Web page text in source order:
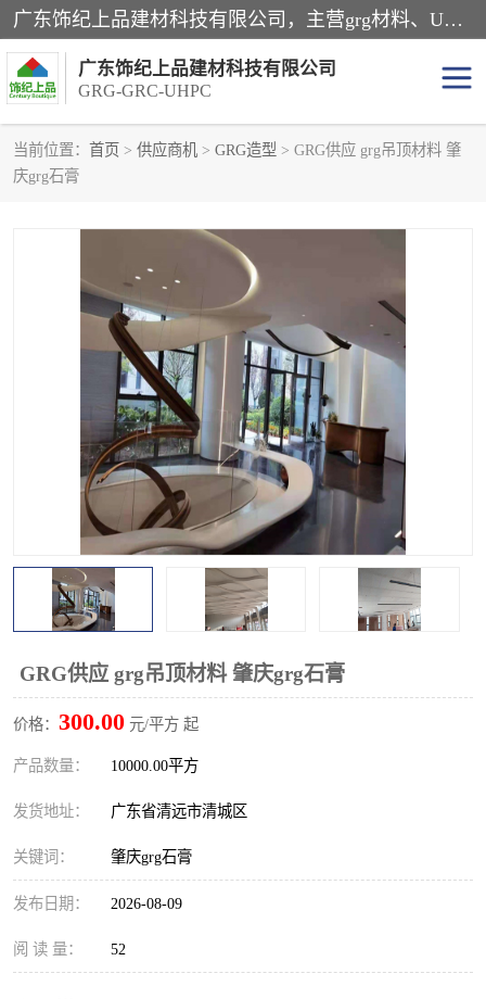
广东饰纪上品建材科技有限公司，主营grg材料、UHPC板、grc构件、uhpc幕墙板、grg厂家、grc厂家、uhpc厂家、GRG吊顶、grg石膏板、grg构件、外墙grc线条、grg造型、grg材料定制，uhpc高性能混凝土，uhpc构件，uhpc镂空挂板，grg材料生产厂家，广东grg厂家，广东grc厂家，联系方式*，2万平厂房，如果您对我公司的产品服务感兴趣，请联系我们。
广东饰纪上品建材科技有限公司
GRG-GRC-UHPC
当前位置： 首页 > 供应商机 > GRG造型 > GRG供应 grg吊顶材料 肇
庆grg石膏
GRG供应 grg吊顶材料 肇庆grg石膏
价格： 300.00 元/平方 起
产品数量： 10000.00平方
发货地址： 广东省清远市清城区
关键词： 肇庆grg石膏
发布日期： 2026-08-09
阅 读 量： 52